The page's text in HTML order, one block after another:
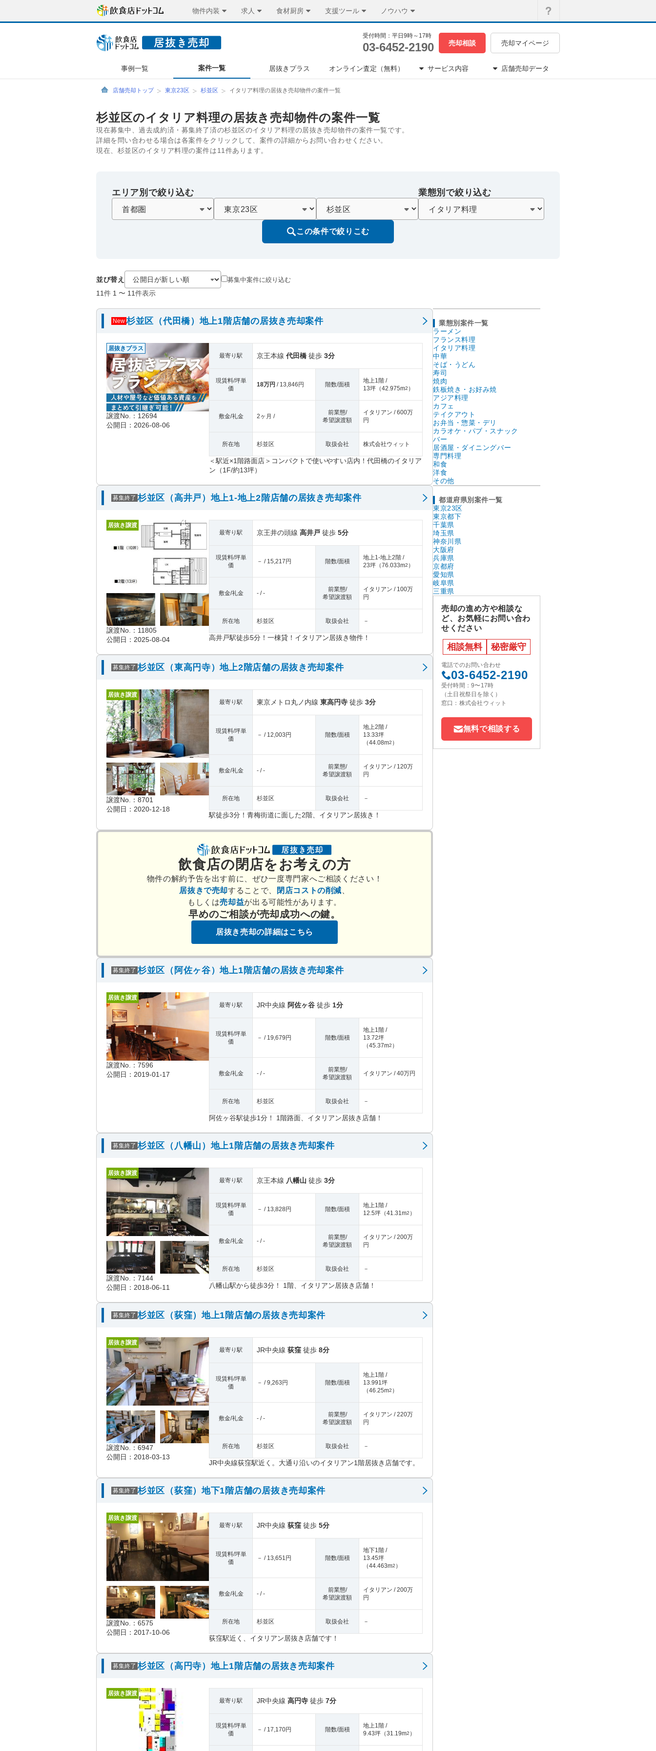
物件内装 求人 食材厨房 支援ツール ノウハウ
受付時間：平日9時～17時
03-6452-2190 売却相談 売却マイページ
事例一覧 案件一覧 居抜きプラス オンライン査定（無料） サービス内容 店舗売却データ
店舗売却トップ 東京23区 杉並区 イタリア料理の居抜き売却物件の案件一覧
杉並区のイタリア料理の居抜き売却物件の案件一覧
現在募集中、過去成約済・募集終了済の杉並区のイタリア料理の居抜き売却物件の案件一覧です。
詳細を問い合わせる場合は各案件をクリックして、案件の詳細からお問い合わせください。
現在、杉並区のイタリア料理の案件は11件あります。
エリア別で絞り込む 業態別で絞り込む
この条件で絞りこむ
並び替え 募集中案件に絞り込む
11件 1 〜 11件表示
New 杉並区（代田橋）地上1階店舗の居抜き売却案件
居抜きプラス
譲渡No.：12694
公開日：2026-08-06
最寄り駅 京王本線 代田橋 徒歩 3分
現賃料/坪単
価
18万円 / 13,846円 階数/面積
地上1階 /
13坪 （42.975m2 ）
敷金/礼金 2ヶ月 /
前業態/
希望譲渡額
イタリアン / 600万
円
所在地 杉並区 取扱会社 株式会社ウィット
＜駅近×1階路面店＞コンパクトで使いやすい店内！代田橋のイタリア
ン（1F/約13坪）
募集終了 杉並区（高井戸）地上1-地上2階店舗の居抜き売却案件
居抜き譲渡
譲渡No.：11805
公開日：2025-08-04
最寄り駅 京王井の頭線 高井戸 徒歩 5分
現賃料/坪単
価
－ / 15,217円 階数/面積
地上1-地上2階 /
23坪 （76.033m2 ）
敷金/礼金 - / -
前業態/
希望譲渡額
イタリアン / 100万
円
所在地 杉並区 取扱会社 －
高井戸駅徒歩5分！一棟貸！イタリアン居抜き物件！
募集終了 杉並区（東高円寺）地上2階店舗の居抜き売却案件
居抜き譲渡
譲渡No.：8701
公開日：2020-12-18
最寄り駅 東京メトロ丸ノ内線 東高円寺 徒歩 3分
現賃料/坪単
価
－ / 12,003円 階数/面積
地上2階 /
13.33坪
（44.08m2 ）
敷金/礼金 - / -
前業態/
希望譲渡額
イタリアン / 120万
円
所在地 杉並区 取扱会社 －
駅徒歩3分！青梅街道に面した2階、イタリアン居抜き！
飲食店の閉店をお考えの方
物件の解約予告を出す前に、ぜひ一度専門家へご相談ください！
居抜きで売却することで、 閉店コストの削減
もしくは売却益が出る可能性があります。
早めのご相談が売却成功への鍵。
居抜き売却の詳細はこちら
募集終了 杉並区（阿佐ヶ谷）地上1階店舗の居抜き売却案件
居抜き譲渡
譲渡No.：7596
公開日：2019-01-17
最寄り駅 JR中央線 阿佐ヶ谷 徒歩 1分
現賃料/坪単
価
－ / 19,679円 階数/面積
地上1階 /
13.72坪
（45.37m2 ）
敷金/礼金 - / -
前業態/
希望譲渡額
イタリアン / 40万円
所在地 杉並区 取扱会社 －
阿佐ヶ谷駅徒歩1分！ 1階路面、イタリアン居抜き店舗！
募集終了 杉並区（八幡山）地上1階店舗の居抜き売却案件
居抜き譲渡
譲渡No.：7144
公開日：2018-06-11
最寄り駅 京王本線 八幡山 徒歩 3分
現賃料/坪単
価
－ / 13,828円 階数/面積
地上1階 /
12.5坪 （41.31m2 ）
敷金/礼金 - / -
前業態/
希望譲渡額
イタリアン / 200万
円
所在地 杉並区 取扱会社 －
八幡山駅から徒歩3分！ 1階、イタリアン居抜き店舗！
募集終了 杉並区（荻窪）地上1階店舗の居抜き売却案件
居抜き譲渡
譲渡No.：6947
公開日：2018-03-13
最寄り駅 JR中央線 荻窪 徒歩 8分
現賃料/坪単
価
－ / 9,263円 階数/面積
地上1階 /
13.991坪
（46.25m2 ）
敷金/礼金 - / -
前業態/
希望譲渡額
イタリアン / 220万
円
所在地 杉並区 取扱会社 －
JR中央線荻窪駅近く。大通り沿いのイタリアン1階居抜き店舗です。
募集終了 杉並区（荻窪）地下1階店舗の居抜き売却案件
居抜き譲渡
譲渡No.：6575
公開日：2017-10-06
最寄り駅 JR中央線 荻窪 徒歩 5分
現賃料/坪単
価
－ / 13,651円 階数/面積
地下1階 /
13.45坪
（44.463m2 ）
敷金/礼金 - / -
前業態/
希望譲渡額
イタリアン / 200万
円
所在地 杉並区 取扱会社 －
荻窪駅近く、イタリアン居抜き店舗です！
募集終了 杉並区（高円寺）地上1階店舗の居抜き売却案件
居抜き譲渡
最寄り駅
JR中央線 高円寺 徒歩 7分
現賃料/坪単
価
－ / 17,170円 階数/面積
地上1階 /
9.43坪 （31.19m2 ）
業態別案件一覧
ラーメン
フランス料理
イタリア料理
中華
そば・うどん
寿司
焼肉
鉄板焼き・お好み焼
アジア料理
カフェ
テイクアウト
お弁当・惣菜・デリ
カラオケ・パブ・スナック
バー
居酒屋・ダイニングバー
専門料理
和食
洋食
その他
都道府県別案件一覧
東京23区
東京都下
千葉県
埼玉県
神奈川県
大阪府
兵庫県
京都府
愛知県
岐阜県
三重県
売却の進め方や相談な
ど、お気軽にお問い合わ
せください
相談無料 秘密厳守
電話でのお問い合わせ
03-6452-2190
受付時間：9〜17時
（土日祝祭日を除く）
窓口：株式会社ウィット
無料で相談する